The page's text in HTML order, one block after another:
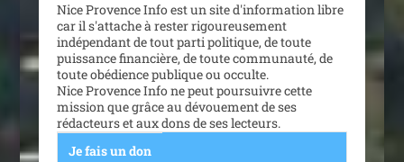
Nice Provence Info est un site d'information libre
car il s'attache à rester rigoureusement
indépendant de tout parti politique, de toute
puissance financière, de toute communauté, de
toute obédience publique ou occulte.
Nice Provence Info ne peut poursuivre cette
mission que grâce au dévouement de ses
rédacteurs et aux dons de ses lecteurs.
Je fais un don